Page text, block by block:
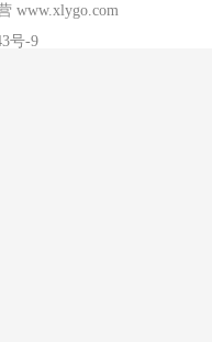
www.xlygo.com
号-9